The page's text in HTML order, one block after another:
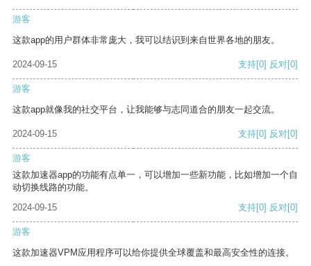
游客
这款app的用户群体非常庞大，我可以结识到来自世界各地的朋友。
2024-09-15 支持[0] 反对[0]
游客
这款app就像我的社交平台，让我能够与志同道合的朋友一起交流。
2024-09-15 支持[0] 反对[0]
游客
这款加速器app的功能有点单一，可以增加一些新功能，比如增加一个自
动切换线路的功能。
2024-09-15
支持[0] 反对[0]
游客
这款加速器VPM应用程序可以给你提供全球覆盖和最高安全性的连接。